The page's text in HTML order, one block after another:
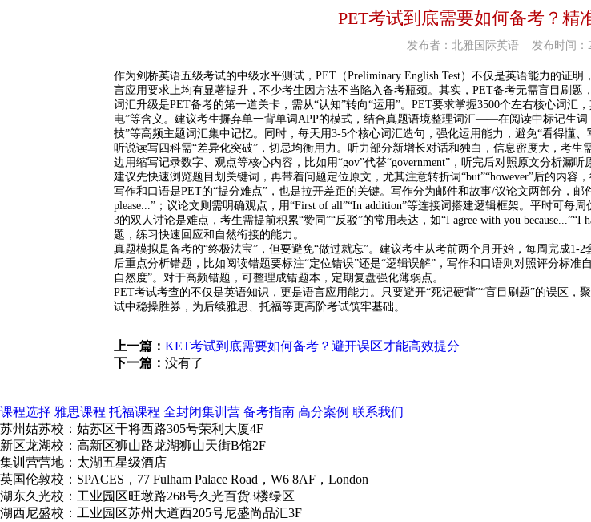
PET考试到底需要如何备考？精
发布者：北雅国际英语 发布时间：
作为剑桥英语五级考试的中级水平测试，PET（Preliminary English Test）不仅是英语能力的证
言应用要求上均有显著提升，不少考生因方法不当陷入备考瓶颈。其实，PET备考无需盲目刷题
词汇升级是PET备考的第一道关卡，需从“认知”转向“运用”。PET要求掌握3500个左右核心词汇
电”等含义。建议考生摒弃单一背单词APP的模式，结合真题语境整理词汇——在阅读中标记生
技”等高频主题词汇集中记忆。同时，每天用3-5个核心词汇造句，强化运用能力，避免“看得懂、
听说读写四科需“差异化突破”，切忌均衡用力。听力部分新增长对话和独白，信息密度大，考
边用缩写记录数字、观点等核心内容，比如用“gov”代替“government”，听完后对照原文分析漏
建议先快速浏览题目划关键词，再带着问题定位原文，尤其注意转折词“but”“however”后的内容，
写作和口语是PET的“提分难点”，也是拉开差距的关键。写作分为邮件和故事/议论文两部分，
please...”；议论文则需明确观点，用“First of all”“In addition”等连接词搭建逻辑框架。平时可
3的双人讨论是难点，考生需提前积累“赞同”“反驳”的常用表达，如“I agree with you
题，练习快速回应和自然衔接的能力。
真题模拟是备考的“终极法宝”，但要避免“做过就忘”。建议考生从考前两个月开始，每周完成
后重点分析错题，比如阅读错题要标注“定位错误”还是“逻辑误解”，写作和口语则对照评分标
自然度”。对于高频错题，可整理成错题本，定期复盘强化薄弱点。
PET考试考查的不仅是英语知识，更是语言应用能力。只要避开“死记硬背”“盲目刷题”的误区
试中稳操胜券，为后续雅思、托福等更高阶考试筑牢基础。
上一篇： KET考试到底需要如何备考？避开误区才能高效提分
下一篇： 没有了
课程选择 雅思课程 托福课程 全封闭集训营 备考指南 高分案例 联系我们
苏州姑苏校：姑苏区干将西路305号荣利大厦4F
新区龙湖校：高新区狮山路龙湖狮山天街B馆2F
集训营营地：太湖五星级酒店
英国伦敦校：SPACES，77 Fulham Palace Road，W6 8AF，London
湖东久光校：工业园区旺墩路268号久光百货3楼绿区
湖西尼盛校：工业园区苏州大道西205号尼盛尚品汇3F